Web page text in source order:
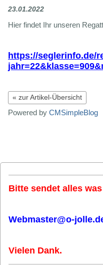
23.01.2022
Hier findet Ihr unseren
https://seglerinfo.de/
« zur Artikel-Übersicht
Powered by CMSimpleBlog
Bitte sendet alles
Webmaster@o-
Vielen Dank.